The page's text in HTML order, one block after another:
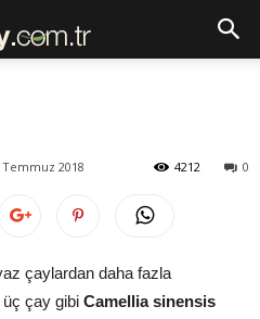
Temmuz 2018 0
4212
çaylardan daha fazla
çay gibi Camellia sinensis